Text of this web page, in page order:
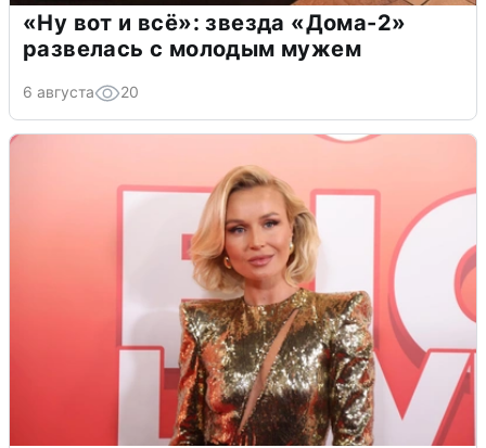
«Ну вот и всё»: звезда «Дома-2»
развелась с молодым мужем
6 августа 20